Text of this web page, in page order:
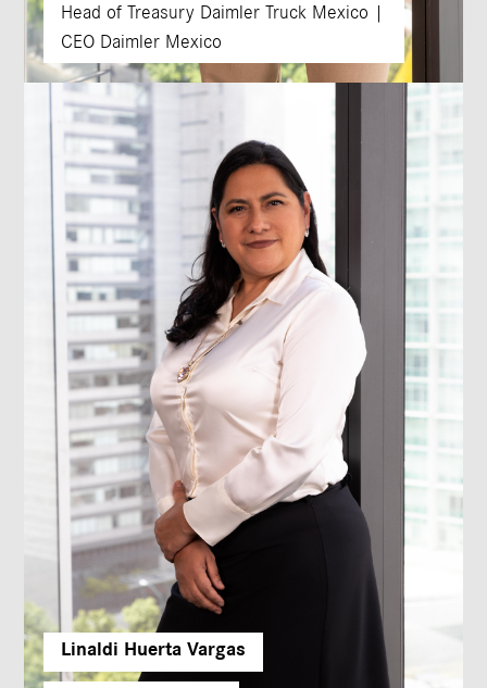
Head of Treasury Daimler Truck Mexico |
CEO Daimler Mexico
Linaldi Huerta Vargas